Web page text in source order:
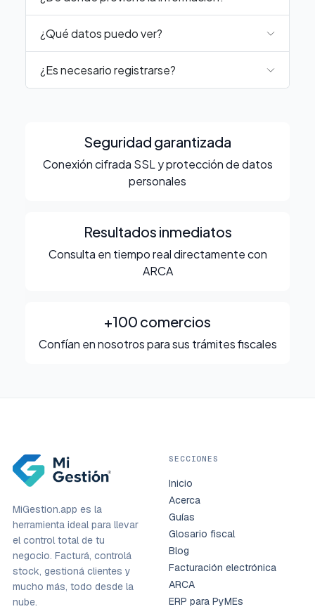
¿Qué datos puedo ver?
¿Es necesario registrarse?
Seguridad garantizada
Conexión cifrada SSL y protección de datos
personales
Resultados inmediatos
Consulta en tiempo real directamente con
ARCA
+100 comercios
Confían en nosotros para sus trámites fiscales
MiGestion.app es la
herramienta ideal para llevar
el control total de tu
negocio. Facturá, controlá
stock, gestioná clientes y
mucho más, todo desde la
nube.
SECCIONES
Inicio
Acerca
Guías
Glosario fiscal
Blog
Facturación electrónica
ARCA
ERP para PyMEs